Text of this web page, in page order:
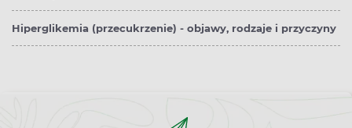
Hiperglikemia (przecukrzenie) - objawy, rodzaje i przyczyny